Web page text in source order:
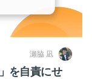
瀬脇 凪
を自責にせ